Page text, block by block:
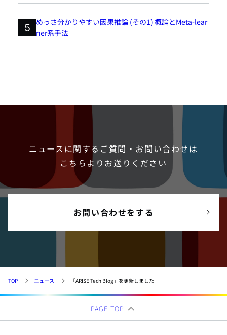
5
めっさ分かりやすい因果推論 (その1) 概論とMeta-lear
ner系手法
ニュースに関するご質問・お問い合わせは
こちらよりお送りください
お問い合わせをする
TOP ニュース 「ARISE Tech Blog」を更新しました
PAGE TOP